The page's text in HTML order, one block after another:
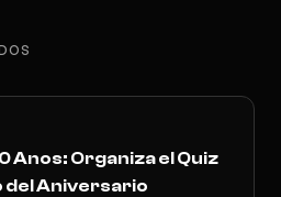
Anos: Organiza el Quiz
del Aniversario